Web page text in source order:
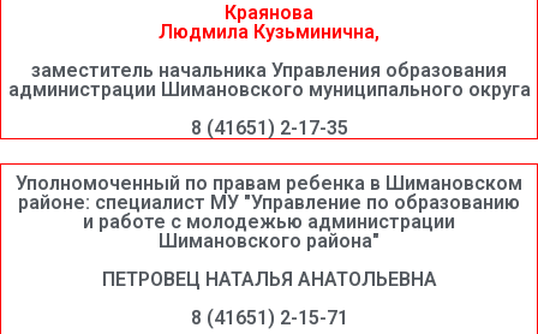
Краянова
Людмила Кузьминична,
заместитель начальника Управления образования
администрации Шимановского муниципального округа
8 (41651) 2-17-35
Уполномоченный по правам ребенка в Шимановском
районе: специалист МУ "Управление по образованию
и работе с молодежью администрации
Шимановского района"
ПЕТРОВЕЦ НАТАЛЬЯ АНАТОЛЬЕВНА
8 (41651) 2-15-71